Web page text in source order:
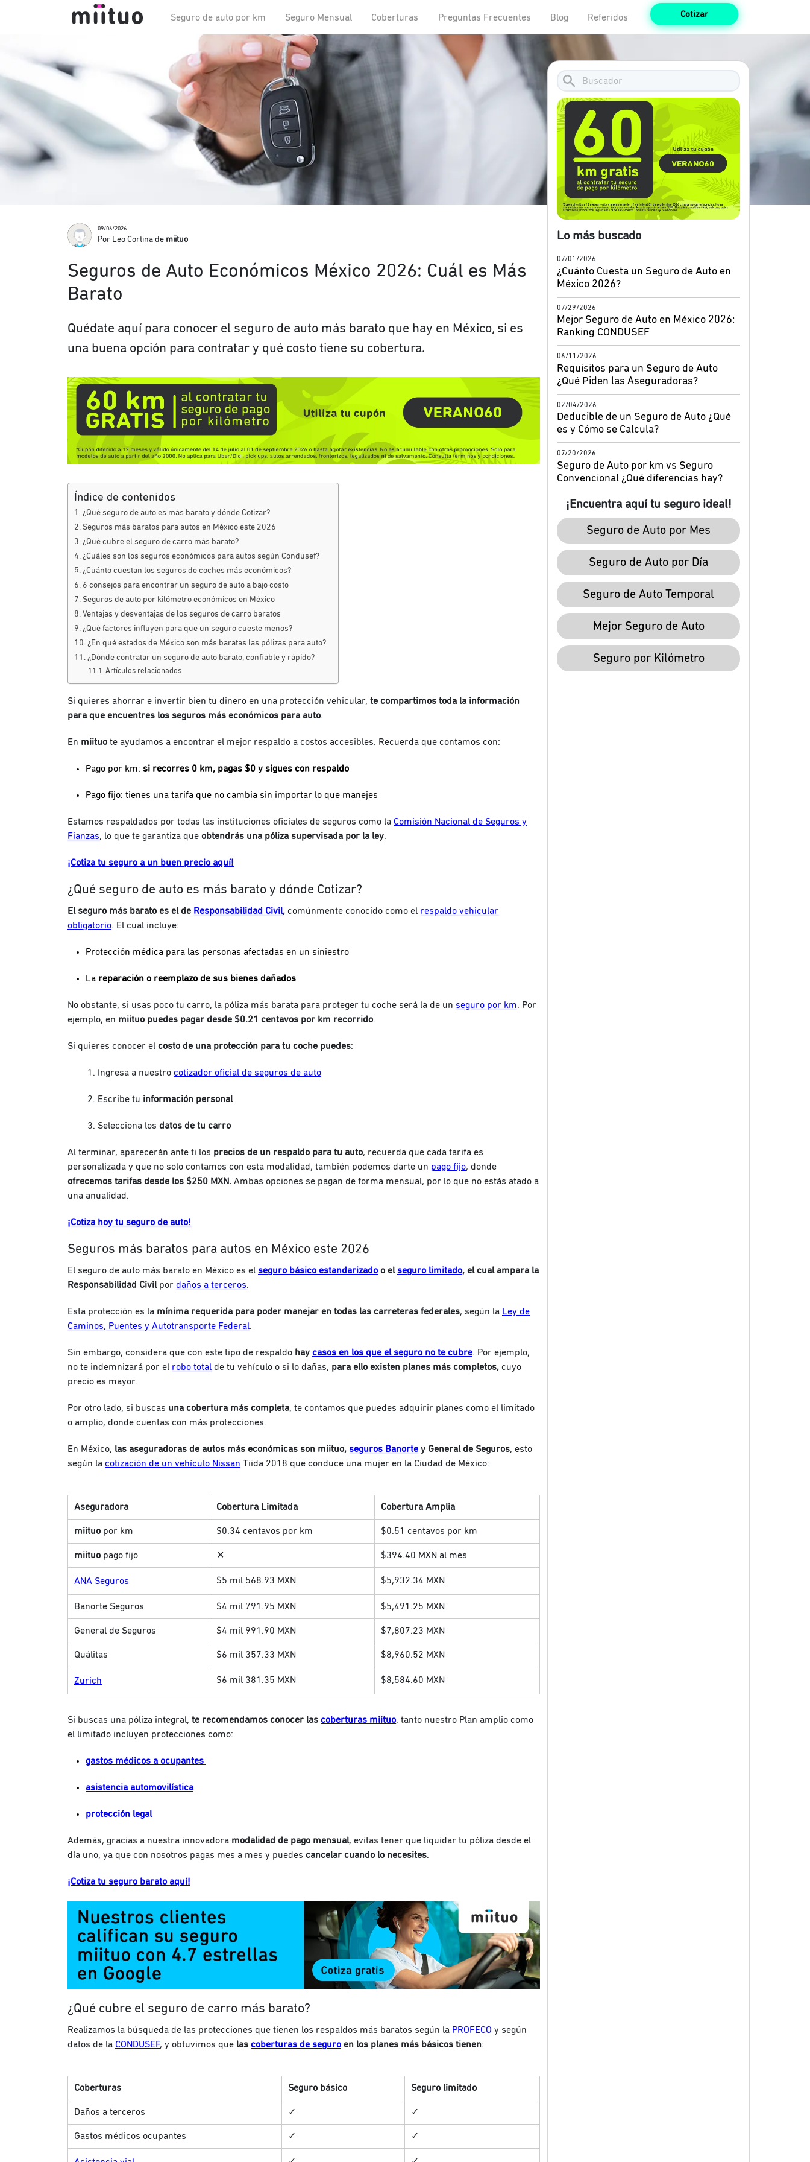
Cotizar
Seguro de auto por km Seguro Mensual Coberturas Preguntas Frecuentes Blog Referidos
Lo más buscado
07/01/2026
¿Cuánto Cuesta un Seguro de Auto en
México 2026?
07/29/2026
Mejor Seguro de Auto en México 2026:
Ranking CONDUSEF
06/11/2026
Requisitos para un Seguro de Auto
¿Qué Piden las Aseguradoras?
02/04/2026
Deducible de un Seguro de Auto ¿Qué
es y Cómo se Calcula?
07/20/2026
Seguro de Auto por km vs Seguro
Convencional ¿Qué diferencias hay?
¡Encuentra aquí tu seguro ideal!
Seguro de Auto por Mes
Seguro de Auto por Día
Seguro de Auto Temporal
Mejor Seguro de Auto
Seguro por Kilómetro
09/06/2026
Por Leo Cortina de miituo
Seguros de Auto Económicos México 2026: Cuál es Más
Barato
Quédate aquí para conocer el seguro de auto más barato que hay en México, si es
una buena opción para contratar y qué costo tiene su cobertura.
Índice de contenidos
¿Qué seguro de auto es más barato y dónde Cotizar?
Seguros más baratos para autos en México este 2026
¿Qué cubre el seguro de carro más barato?
¿Cuáles son los seguros económicos para autos según Condusef?
¿Cuánto cuestan los seguros de coches más económicos?
6 consejos para encontrar un seguro de auto a bajo costo
Seguros de auto por kilómetro económicos en México
Ventajas y desventajas de los seguros de carro baratos
¿Qué factores influyen para que un seguro cueste menos?
¿En qué estados de México son más baratas las pólizas para auto?
¿Dónde contratar un seguro de auto barato, confiable y rápido?
Artículos relacionados
Si quieres ahorrar e invertir bien tu dinero en una protección vehicular, te compartimos toda la información
para que encuentres los seguros más económicos para auto.
En miituo te ayudamos a encontrar el mejor respaldo a costos accesibles. Recuerda que contamos con:
Pago por km: si recorres 0 km, pagas $0 y sigues con respaldo
Pago fijo: tienes una tarifa que no cambia sin importar lo que manejes
Estamos respaldados por todas las instituciones oficiales de seguros como la Comisión Nacional de Seguros y
Fianzas, lo que te garantiza que obtendrás una póliza supervisada por la ley.
¡Cotiza tu seguro a un buen precio aquí!
¿Qué seguro de auto es más barato y dónde Cotizar?
El seguro más barato es el de Responsabilidad Civil, comúnmente conocido como el respaldo vehicular
obligatorio. El cual incluye:
Protección médica para las personas afectadas en un siniestro
La reparación o reemplazo de sus bienes dañados
No obstante, si usas poco tu carro, la póliza más barata para proteger tu coche será la de un seguro por km. Por
ejemplo, en miituo puedes pagar desde $0.21 centavos por km recorrido.
Si quieres conocer el costo de una protección para tu coche puedes:
Ingresa a nuestro cotizador oficial de seguros de auto
Escribe tu información personal
Selecciona los datos de tu carro
Al terminar, aparecerán ante ti los precios de un respaldo para tu auto, recuerda que cada tarifa es
personalizada y que no solo contamos con esta modalidad, también podemos darte un pago fijo, donde
ofrecemos tarifas desde los $250 MXN. Ambas opciones se pagan de forma mensual, por lo que no estás atado a
una anualidad.
¡Cotiza hoy tu seguro de auto!
Seguros más baratos para autos en México este 2026
El seguro de auto más barato en México es el seguro básico estandarizado o el seguro limitado, el cual ampara la
Responsabilidad Civil por daños a terceros.
Esta protección es la mínima requerida para poder manejar en todas las carreteras federales, según la Ley de
Caminos, Puentes y Autotransporte Federal.
Sin embargo, considera que con este tipo de respaldo hay casos en los que el seguro no te cubre. Por ejemplo,
no te indemnizará por el robo total de tu vehículo o si lo dañas, para ello existen planes más completos, cuyo
precio es mayor.
Por otro lado, si buscas una cobertura más completa, te contamos que puedes adquirir planes como el limitado
o amplio, donde cuentas con más protecciones.
En México, las aseguradoras de autos más económicas son miituo, seguros Banorte y General de Seguros, esto
según la cotización de un vehículo Nissan Tiida 2018 que conduce una mujer en la Ciudad de México:
Aseguradora Cobertura Limitada Cobertura Amplia
miituo por km $0.34 centavos por km $0.51 centavos por km
miituo pago fijo ✕ $394.40 MXN al mes
ANA Seguros $5 mil 568.93 MXN $5,932.34 MXN
Banorte Seguros $4 mil 791.95 MXN $5,491.25 MXN
General de Seguros $4 mil 991.90 MXN $7,807.23 MXN
Quálitas $6 mil 357.33 MXN $8,960.52 MXN
Zurich $6 mil 381.35 MXN $8,584.60 MXN
Si buscas una póliza integral, te recomendamos conocer las coberturas miituo, tanto nuestro Plan amplio como
el limitado incluyen protecciones como:
gastos médicos a ocupantes
asistencia automovilística
protección legal
Además, gracias a nuestra innovadora modalidad de pago mensual, evitas tener que liquidar tu póliza desde el
día uno, ya que con nosotros pagas mes a mes y puedes cancelar cuando lo necesites.
¡Cotiza tu seguro barato aquí!
¿Qué cubre el seguro de carro más barato?
Realizamos la búsqueda de las protecciones que tienen los respaldos más baratos según la PROFECO y según
datos de la CONDUSEF, y obtuvimos que las coberturas de seguro en los planes más básicos tienen:
Coberturas Seguro básico Seguro limitado
Daños a terceros ✓ ✓
Gastos médicos ocupantes ✓ ✓